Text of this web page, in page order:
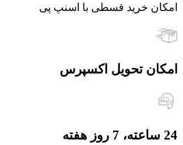
امکان خرید قسطی با اسنپ پی
امکان تحویل اکسپرس
24 ساعته، 7 روز هفته